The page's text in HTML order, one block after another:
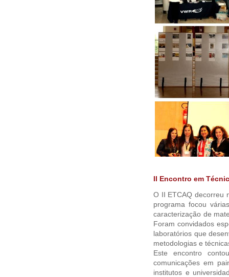
II Encontro em
O II ETCAQ decorreu
programa focou
caracterização de
Foram convidados
laboratórios que
metodologias e
Este encontro
comunicações em
institutos e